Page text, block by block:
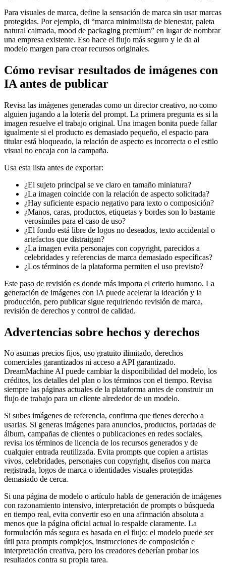
Para visuales de marca, define la sensación de marca sin usar marcas
protegidas. Por ejemplo, di “marca minimalista de bienestar, paleta
natural calmada, mood de packaging premium” en lugar de nombrar
una empresa existente. Eso hace el flujo más seguro y le da al
modelo margen para crear recursos originales.
Cómo revisar resultados de imágenes con
IA antes de publicar
Revisa las imágenes generadas como un director creativo, no como
alguien jugando a la lotería del prompt. La primera pregunta es si la
imagen resuelve el trabajo original. Una imagen bonita puede fallar
igualmente si el producto es demasiado pequeño, el espacio para
titular está bloqueado, la relación de aspecto es incorrecta o el estilo
visual no encaja con la campaña.
Usa esta lista antes de exportar:
¿El sujeto principal se ve claro en tamaño miniatura?
¿La imagen coincide con la relación de aspecto solicitada?
¿Hay suficiente espacio negativo para texto o composición?
¿Manos, caras, productos, etiquetas y bordes son lo bastante
verosímiles para el caso de uso?
¿El fondo está libre de logos no deseados, texto accidental o
artefactos que distraigan?
¿La imagen evita personajes con copyright, parecidos a
celebridades y referencias de marca demasiado específicas?
¿Los términos de la plataforma permiten el uso previsto?
Este paso de revisión es donde más importa el criterio humano. La
generación de imágenes con IA puede acelerar la ideación y la
producción, pero publicar sigue requiriendo revisión de marca,
revisión de derechos y control de calidad.
Advertencias sobre hechos y derechos
No asumas precios fijos, uso gratuito ilimitado, derechos
comerciales garantizados ni acceso a API garantizado.
DreamMachine AI puede cambiar la disponibilidad del modelo, los
créditos, los detalles del plan o los términos con el tiempo. Revisa
siempre las páginas actuales de la plataforma antes de construir un
flujo de trabajo para un cliente alrededor de un modelo.
Si subes imágenes de referencia, confirma que tienes derecho a
usarlas. Si generas imágenes para anuncios, productos, portadas de
álbum, campañas de clientes o publicaciones en redes sociales,
revisa los términos de licencia de los recursos generados y de
cualquier entrada reutilizada. Evita prompts que copien a artistas
vivos, celebridades, personajes con copyright, diseños con marca
registrada, logos de marca o identidades visuales protegidas
demasiado de cerca.
Si una página de modelo o artículo habla de generación de imágenes
con razonamiento intensivo, interpretación de prompts o búsqueda
en tiempo real, evita convertir eso en una afirmación absoluta a
menos que la página oficial actual lo respalde claramente. La
formulación más segura es basada en el flujo: el modelo puede ser
útil para prompts complejos, instrucciones de composición e
interpretación creativa, pero los creadores deberían probar los
resultados contra su propia tarea.